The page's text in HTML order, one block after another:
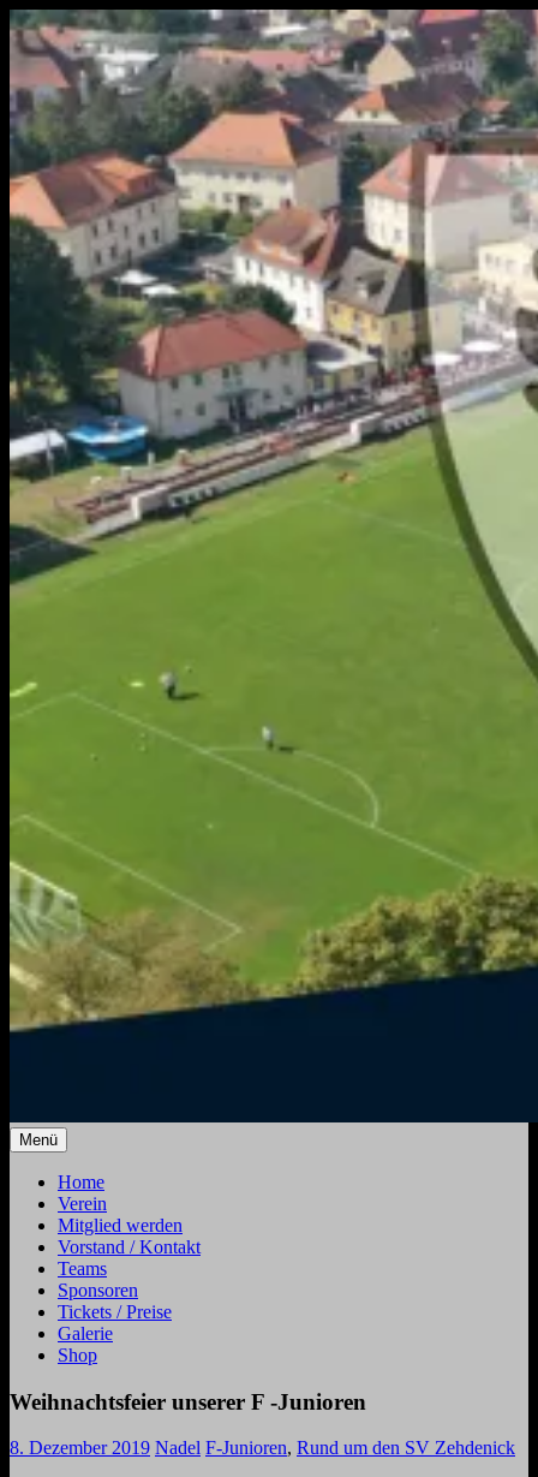
SV
Zehdenick
1920
e.V.
Jahnstraße
16792
Zehdenick
Menü
Home
Verein
Mitglied werden
Vorstand / Kontakt
Teams
Sponsoren
Tickets / Preise
Galerie
Shop
Weihnachtsfeier unserer F -Junioren
8. Dezember 2019 Nadel F-Junioren, Rund um den SV Zehdenick